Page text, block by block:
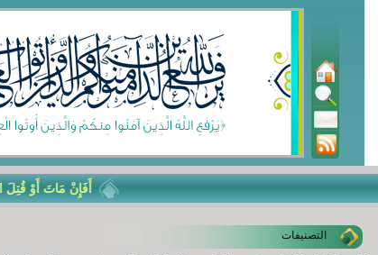
أَفَإِنْ مَاتَ أَوْ قُتِلَ
التصنيفات